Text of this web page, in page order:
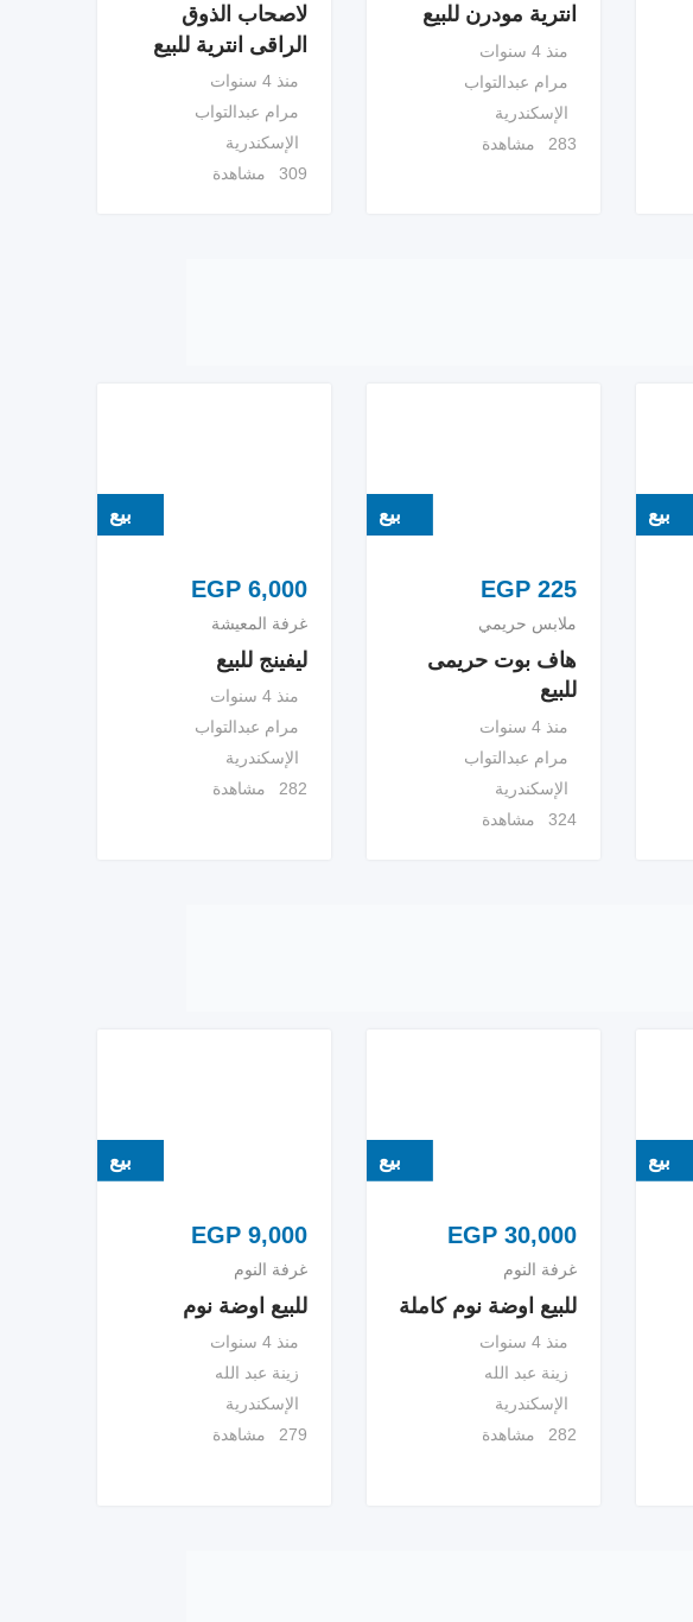
انترية مودرن للبيع
منذ 4 سنوات
مرام عبدالتواب
الإسكندرية
283 مشاهدة
لاصحاب الذوق
الراقى انترية للبيع
منذ 4 سنوات
مرام عبدالتواب
الإسكندرية
309 مشاهدة
بيع بيع
EGP225
ملابس حريمي
هاف بوت حريمى
للبيع
منذ 4 سنوات
مرام عبدالتواب
الإسكندرية
324 مشاهدة
بيع
EGP6,000
غرفة المعيشة
ليفينج للبيع
منذ 4 سنوات
مرام عبدالتواب
الإسكندرية
282 مشاهدة
بيع بيع
EGP30,000
غرفة النوم
للبيع اوضة نوم كاملة
منذ 4 سنوات
زينة عبد الله
الإسكندرية
282 مشاهدة
بيع
EGP9,000
غرفة النوم
للبيع اوضة نوم
منذ 4 سنوات
زينة عبد الله
الإسكندرية
279 مشاهدة